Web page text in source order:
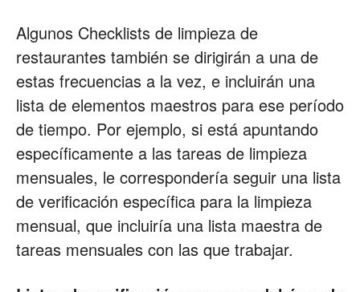
Algunos Checklists de limpieza de
restaurantes también se dirigirán a una de
estas frecuencias a la vez, e incluirán una
lista de elementos maestros para ese período
de tiempo. Por ejemplo, si está apuntando
específicamente a las tareas de limpieza
mensuales, le correspondería seguir una lista
de verificación específica para la limpieza
mensual, que incluiría una lista maestra de
tareas mensuales con las que trabajar.